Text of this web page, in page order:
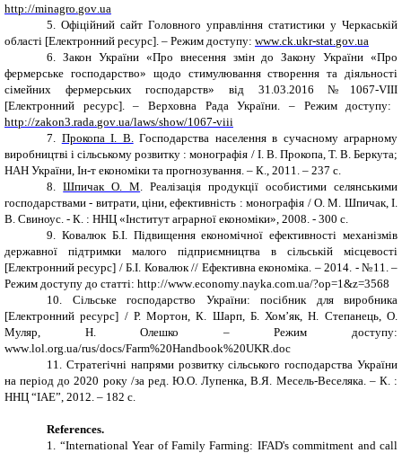
http://minagro gov ua
5.
Офіційний сайт Головного управління статистики у Черкаській
області [Електронний ресурс]. – Режим доступу: www.ck ukr-stat gov ua
6.
Закон України «Про внесення змін до Закону України «Про
фермерське господарство» щодо стимулювання створення та діяльності
сімейних фермерських господарств» від
31.03.2016 №1067-VIII
[Електронний ресурс]. – Верховна Рада України. – Режим доступу:
http://zakon3. rada gov ua/laws/show/1067-viii
7.
Прокопа І. В.
Господарства населення в сучасному аграрному
виробництві і сільському розвитку : монографія / І. В. Прокопа, Т. В. Беркута;
НАН України, Ін-т економіки та прогнозування. – К., 2011. – 237 c
8.
Шпичак О. М
Реалізація продукції особистими селянськими
господарствами - витрати, ціни, ефективність : монографія / О. М. Шпичак, І.
В. Свиноус. - К. : ННЦ «Інститут аграрної економіки», 2008. - 300 c
9.
Ковалюк Б.І. Підвищення економічної ефективності механізмів
державної підтримки малого підприємництва в сільській місцевості
[Електронний ресурс] / Б.І. Ковалюк // Ефективна економіка. – 2014. ‑ №11. –
Режим доступу до статті: http://www.economy nayka com ua/?op=1&z=3568
10.
Сільське господарство України: посібник для виробника
[Електронний ресурс] / Р. Мортон, К. Шарп, Б. Хом’як, Н. Степанець, О.
Муляр, Н. Олешко – Режим доступу:
www.lol org ua/rus/docs/Farm%20Handbook%20UKR doc
11.
Стратегічні напрями розвитку сільського господарства України
на період до 2020 року /за ред. Ю.О. Лупенка, В.Я. Месель-Веселяка. – К. :
ННЦ “ІАЕ”, 2012. – 182 с.
References.
1.
“International Year of Family Farming: IFAD's commitment and call